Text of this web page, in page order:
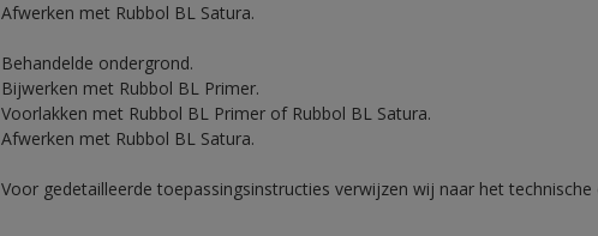
Afwerken met Rubbol BL Satura.
Behandelde ondergrond.
Bijwerken met Rubbol BL Primer.
Voorlakken met Rubbol BL Primer of Rubbol BL Satura.
Afwerken met Rubbol BL Satura.
Voor gedetailleerde toepassingsinstructies verwijzen wij naar het